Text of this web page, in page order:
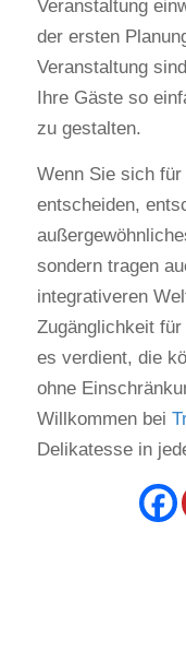
Veranstaltung
der ersten
Veranstaltung
Ihre Gäste so
zu gestalten.
Wenn Sie sich
entscheiden,
sondern tragen
integrativeren
Zugänglichkeit
es verdient, die
ohne
Willkommen bei
Delikatesse in